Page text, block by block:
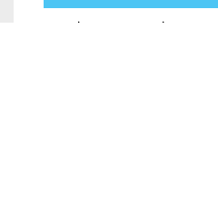
ולעיבוד המידע ליצירת